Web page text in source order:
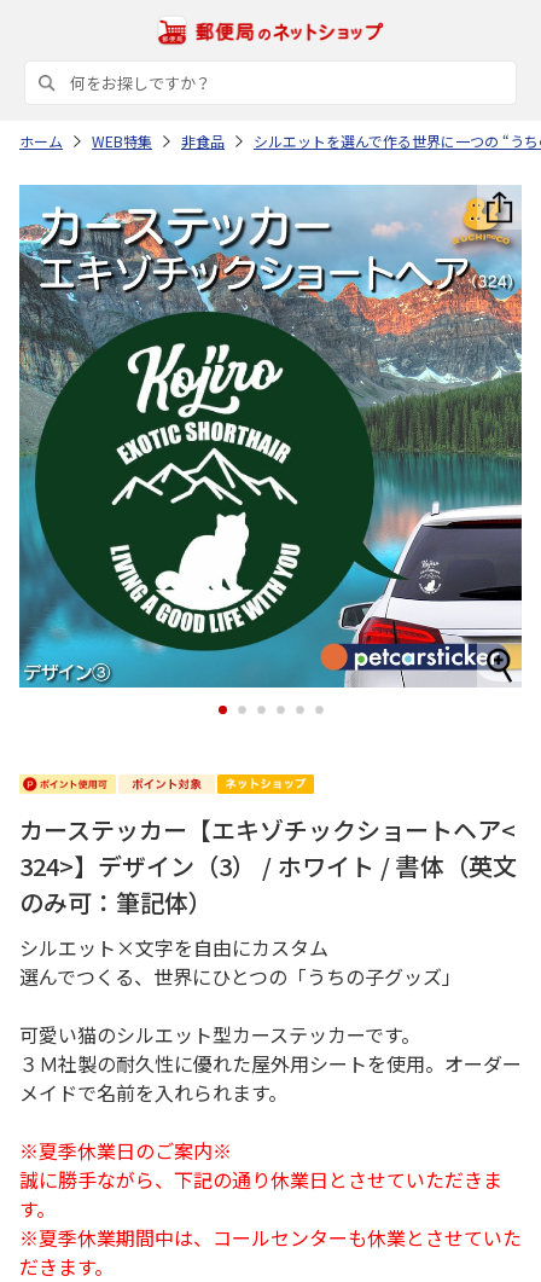
ホーム WEB特集 非食品 シルエットを選んで作る世界に一つの “う
1 2 3 4 5 6
カーステッカー【エキゾチックショートヘア<
324>】デザイン（3） / ホワイト / 書体（英文
のみ可：筆記体）
シルエット×文字を自由にカスタム
選んでつくる、世界にひとつの「うちの子グッズ」
可愛い猫のシルエット型カーステッカーです。
３Ｍ社製の耐久性に優れた屋外用シートを使用。オーダー
メイドで名前を入れられます。
※夏季休業日のご案内※
誠に勝手ながら、下記の通り休業日とさせていただきま
す。
※夏季休業期間中は、コールセンターも休業とさせていた
だきます。